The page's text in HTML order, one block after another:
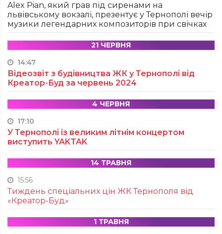
Alex Pian, який грав під сиренами на
львівському вокзалі, презентує у Тернополі вечір
музики легендарних композиторів при свічках
21 ЧЕРВНЯ
14:47
Відеозвіт з будівництва ЖК у Тернополі від
Креатор-Буд за червень 2024
4 ЧЕРВНЯ
17:10
У Тернополі із великим літнім концертом
виступить YAKTAK
14 ТРАВНЯ
15:56
Тиждень спеціальних цін ЖК Тернополя від
«Креатор-Буд»
1 ТРАВНЯ